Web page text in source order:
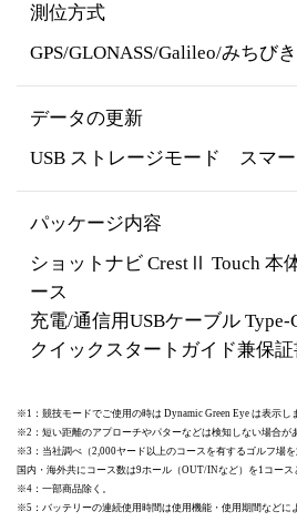
測位方式
GPS/GLONASS/Galileo/みちび
データの更新
USB ストレージモード スマー
パッケージ内容
ショットナビ CrestⅡ Touch 本
ース
充電/通信用USBケーブル Type-
クイックスタートガイド兼保
※1：競技モードでご使用の時は Dynamic Green Eye は表示し
※2：短い距離のアプローチやパターなどは検知しない場合が
※3：当社調べ（2,000ヤード以上のコースを有するゴルフ場を
国内・海外共にコース数は9ホール（OUT/INなど）を1コース
※4：一部商品除く。
※5：バッテリーの連続使用時間は使用機能・使用期間などに